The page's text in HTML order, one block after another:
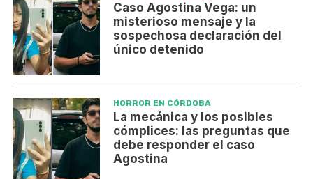
Caso Agostina Vega: un
misterioso mensaje y la
sospechosa declaración del
único detenido
HORROR EN CÓRDOBA
La mecánica y los posibles
cómplices: las preguntas que
debe responder el caso
Agostina